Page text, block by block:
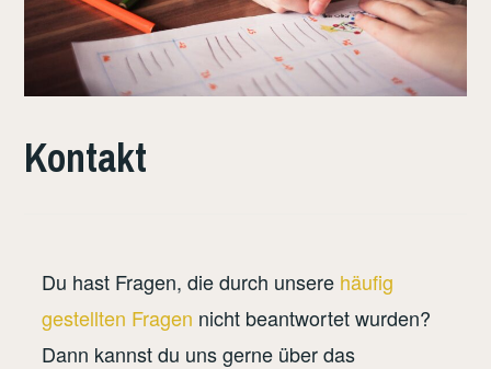
Kontakt
Du hast Fragen, die durch unsere häufig
gestellten Fragen nicht beantwortet wurden?
Dann kannst du uns gerne über das